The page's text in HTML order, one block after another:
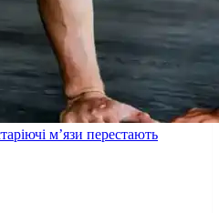
м’язи перестають